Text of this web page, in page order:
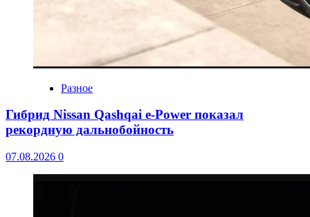
Разное
Гибрид Nissan Qashqai e-Power показал
рекордную дальнобойность
07.08.2026 0